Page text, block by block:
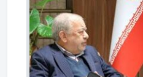
چه اختیاراتی هستند ؟